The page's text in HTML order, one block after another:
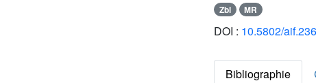
Zbl MR
DOI : 10.5802/aif.236
Bibliographie